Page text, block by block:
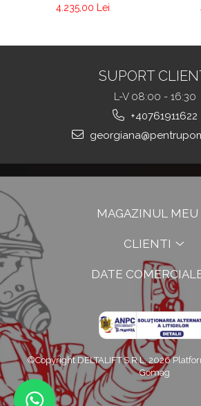
FIRE MAX 3 albastru
inchis, NOMEX®
4.235,00 Lei
SUPORT
L-V 08:00 - 16:30
+40761911622
MAGAZINUL MEU
CLIENTI
DATE
©Copyright DELTALIFT S.R.L. 2026
Gomag